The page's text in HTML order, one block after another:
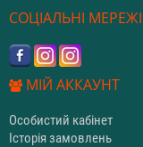
СОЦІАЛЬНІ МЕРЕЖІ
МІЙ АККАУНТ
Особистий кабінет
Історія замовлень